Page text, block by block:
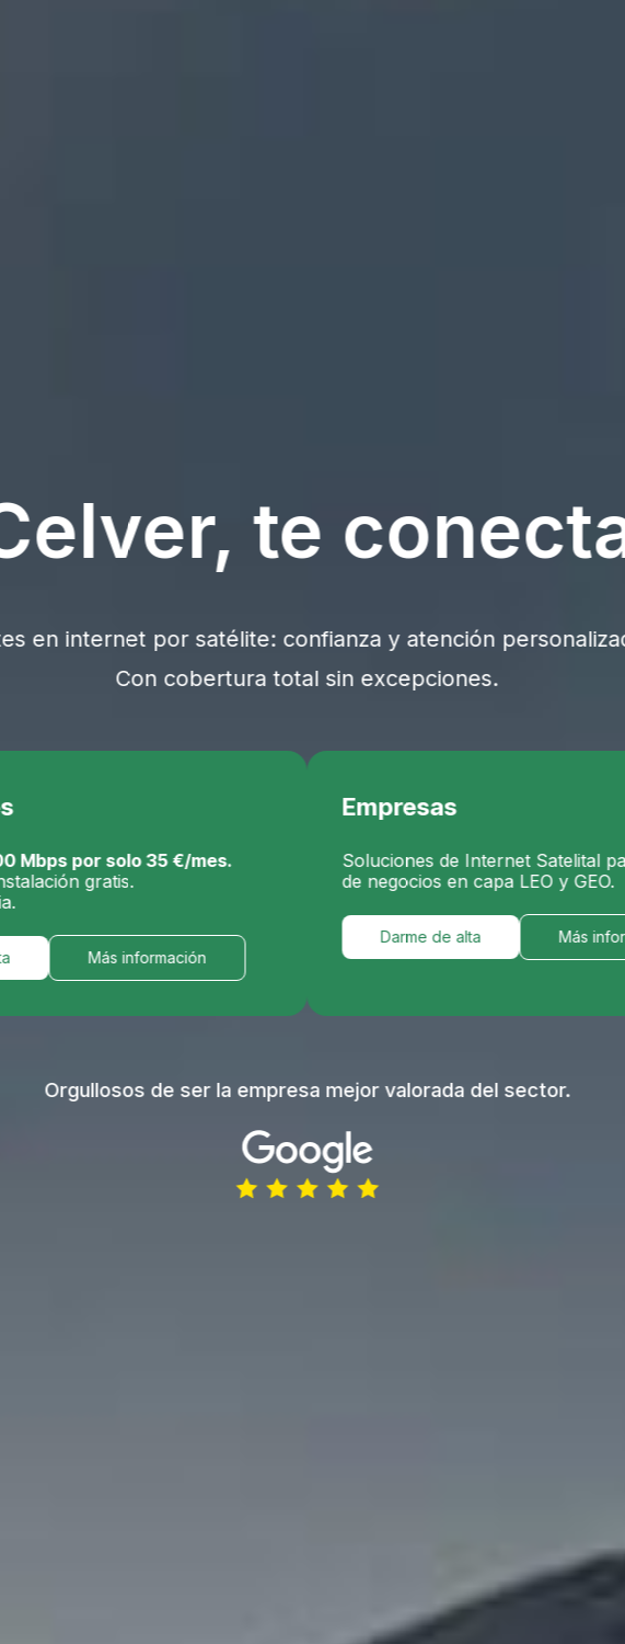
te conecta
por satélite: confianza y atención personalizada 24/7.
Con cobertura total sin excepciones.
35 €/mes.
información
Empresas
Soluciones de Internet Satelital para todo tipo
de negocios en capa LEO y GEO.
Más información
de ser la empresa mejor valorada del sector.